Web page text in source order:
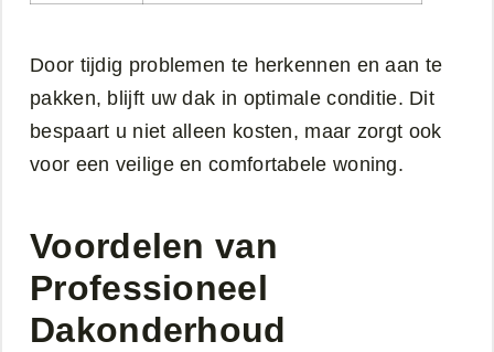
Door tijdig problemen te herkennen en aan te
pakken, blijft uw dak in optimale conditie. Dit
bespaart u niet alleen kosten, maar zorgt ook
voor een veilige en comfortabele woning.
Voordelen van
Professioneel
Dakonderhoud